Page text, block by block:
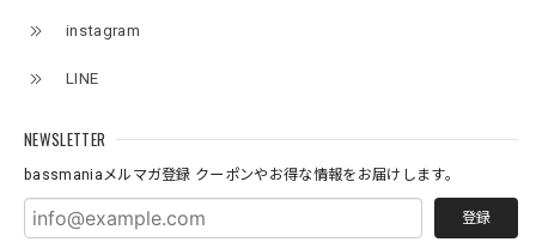
instagram
LINE
NEWSLETTER
bassmaniaメルマガ登録 クーポンやお得な情報をお届けします。
登録
があり大切な、ロッドを守りながら、しっかりと固定してま
たり、魚探の振動子ケーブルや電源ケーブルなど、キレイに
は、 たまらないロゴがまた統一感を上げてくれる大切な、
アイテムになっています。何本あってもいいと思う商品にな
っています。